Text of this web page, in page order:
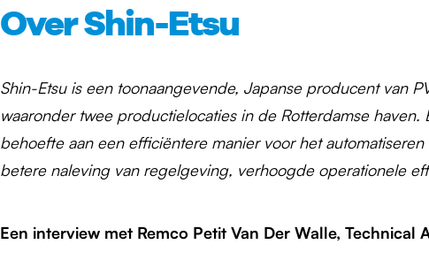
Over Shin-Etsu
Shin-Etsu is een toonaangevende, Japanse producent van
waaronder twee productielocaties in de Rotterdamse
behoefte aan een efficiëntere manier voor het
betere naleving van regelgeving, verhoogde operationele
Een interview met Remco Petit Van Der Walle, Technical